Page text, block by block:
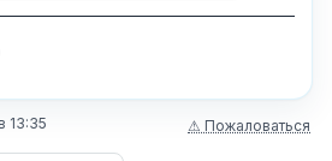
в 13:35 ⚠ Пожаловаться